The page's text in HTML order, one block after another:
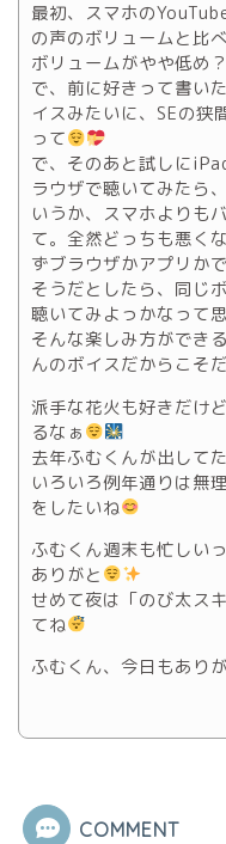
最初、スマホの
の声のボリュームと比
ボリュームがやや低め
で、前に好きって書い
イスみたいに、SEの狭
って
で、そのあと試しに
ラウザで聴いてみたら
いうか、スマホよりも
て。全然どっちも悪く
ずブラウザかアプリか
そうだとしたら、同じ
聴いてみよっかなって
そんな楽しみ方ができ
んのボイスだからこそ
派手な花火も好きだけ
るなぁ
去年ふむくんが出して
いろいろ例年通りは無
をしたいね
ふむくん週末も忙しい
ありがと
せめて夜は「のび太ス
てね
ふむくん、今日もあり
COMMENT